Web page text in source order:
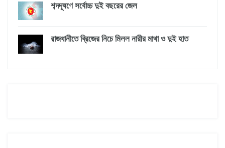
শব্দদূষণে সর্বোচ্চ দুই বছরের জেল
রাজধানীতে ব্রিজের নিচে মিলল নারীর মাথা ও দুই হাত